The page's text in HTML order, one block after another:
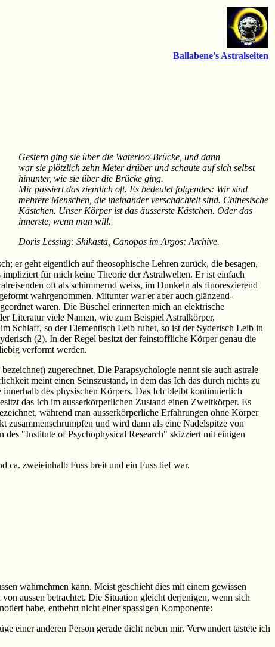
Ballabene's Astralseiten
Gestern ging sie über die Waterloo-Brücke, und dann
war sie plötzlich zehn Meter drüber und schaute auf sich selbst
hinunter, wie sie über die Brücke ging.
Mir passiert das ziemlich oft. Es bedeutet folgendes: Wir sind
mehrere Menschen, die ineinander verschachtelt sind. Chinesische
Kästchen. Unser Körper ist das äusserste Kästchen. Oder das
innerste, wenn man will.
Doris Lessing: Shikasta, Canopos im Argos: Archive.
er geht eigentlich auf theosophische Lehren zurück, die besagen,
impliziert für mich keine Theorie der Astralwelten. Er ist einfach
oft als schimmernd weiss, im Dunkeln als fluoreszierend
wahrgenommen. Mitunter war er aber auch glänzend-
waren. Die Büschel erinnerten mich an elektrische
Literatur viele Namen, wie zum Beispiel Astralkörper,
Schlaff, so der Elementisch Leib ruhet, so ist der Syderisch Leib in
(2). In der Regel besitzt der feinstoffliche Körper genau die
verformt werden.
zugerechnet. Die Parapsychologie nennt sie auch astrale
meint einen Seinszustand, in dem das Ich das durch nichts zu
des physischen Körpers. Das Ich bleibt kontinuierlich
das Ich im ausserkörperlichen Zustand einen Zweitkörper. Es
während man ausserkörperliche Erfahrungen ohne Körper
zusammenschrumpfen und wird dann als eine Nadelspitze von
"Institute of Psychophysical Research" skizziert mit einigen
ca. zweieinhalb Fuss breit und ein Fuss tief war.
wahrnehmen kann. Meist geschieht dies mit einem gewissen
aussen betrachtet. Die Situation gleicht derjenigen, wenn sich
habe, entbehrt nicht einer spassigen Komponente:
einer anderen Person gerade dicht neben mir. Verwundert tastete ich